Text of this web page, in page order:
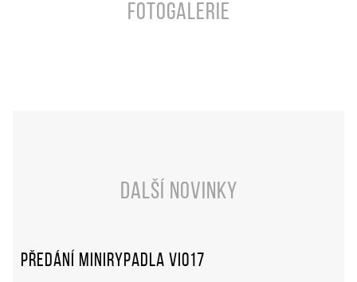
Fotogalerie
Další novinky
Předání minirypadla ViO17